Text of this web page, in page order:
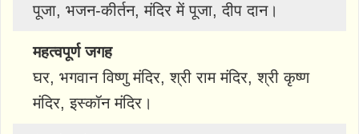
पूजा, भजन-कीर्तन, मंदिर में पूजा, दीप दान।
महत्वपूर्ण जगह
घर, भगवान विष्णु मंदिर, श्री राम मंदिर, श्री कृष्ण
मंदिर, इस्कॉन मंदिर।